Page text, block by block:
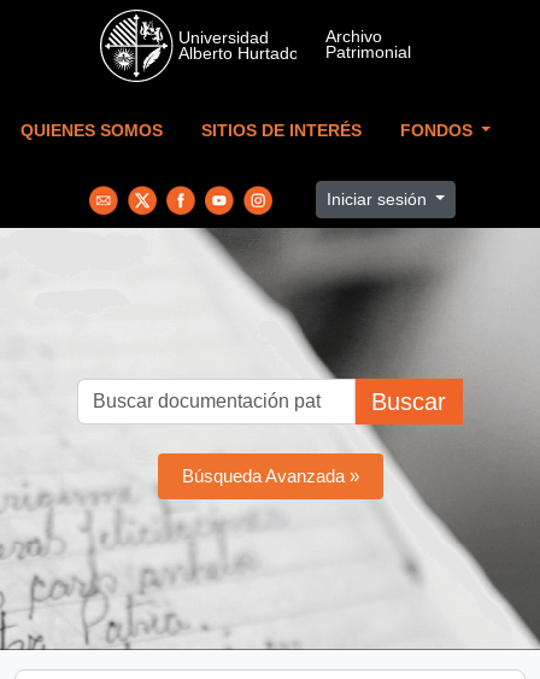
Skip to main content
QUIENES SOMOS SITIOS DE INTERÉS FONDOS
Iniciar sesión
Buscar
Búsqueda Avanzada »